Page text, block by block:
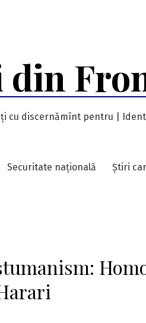
cu discernămînt pentru |
Securitate națională Știri